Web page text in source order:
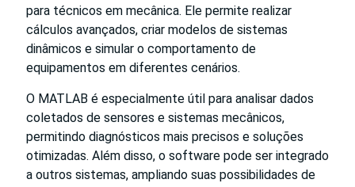
para técnicos em mecânica. Ele permite realizar
cálculos avançados, criar modelos de sistemas
dinâmicos e simular o comportamento de
equipamentos em diferentes cenários.
O MATLAB é especialmente útil para analisar dados
coletados de sensores e sistemas mecânicos,
permitindo diagnósticos mais precisos e soluções
otimizadas. Além disso, o software pode ser integrado
a outros sistemas, ampliando suas possibilidades de